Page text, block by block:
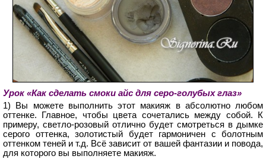
Урок «Как сделать смоки айс для серо-голубых глаз»
1) Вы можете выполнить этот макияж в абсолютно любом
оттенке. Главное, чтобы цвета сочетались между собой. К
примеру, светло-розовый отлично будет смотреться в дымке
серого оттенка, золотистый будет гармоничен с болотным
оттенком теней и т.д. Всё зависит от вашей фантазии и повода,
для которого вы выполняете макияж.